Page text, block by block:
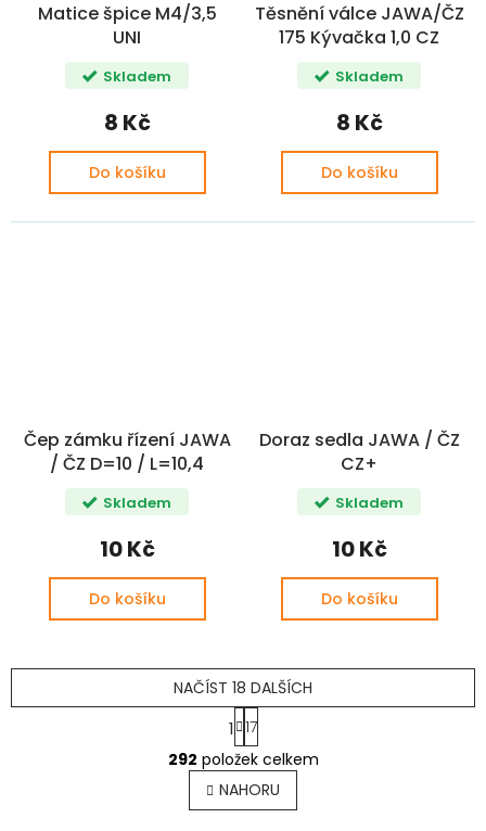
Matice špice M4/3,5
UNI
Skladem
8 Kč
Do košíku
Těsnění válce JAWA/ČZ
175 Kývačka 1,0 CZ
Skladem
8 Kč
Do košíku
Čep zámku řízení JAWA
/ ČZ D=10 / L=10,4
Skladem
10 Kč
Do košíku
Doraz sedla JAWA / ČZ
CZ+
Skladem
10 Kč
Do košíku
O
v
l
á
NAČÍST 18 DALŠÍCH
S
t
r
á
n
k
1 17
292 položek celkem
NAHORU